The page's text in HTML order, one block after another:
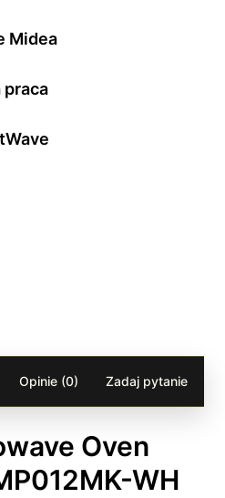
Midea
Opinie (0) Zadaj pytanie
Oven
WH